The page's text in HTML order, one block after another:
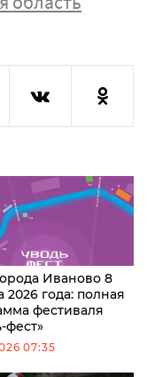
Иваново 8
2026 года: полная
фестиваля
фест»
07:35